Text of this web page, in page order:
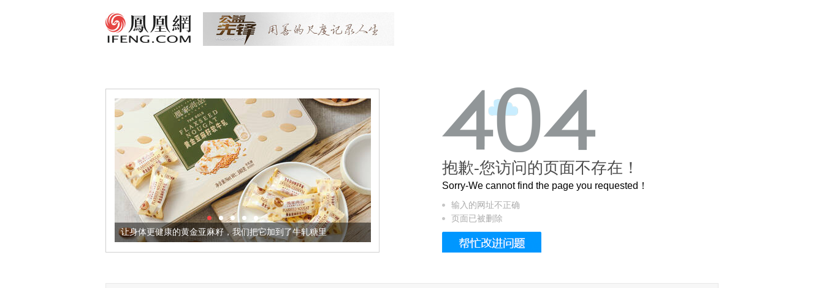
让身体更健康的黄金亚麻籽，我们把它加到了牛轧糖里 被列入佛家七宝的它到底有多美？
抱歉-您访问的页面不存在！
Sorry-We cannot find the page you requested！
输入的网址不正确
页面已被删除